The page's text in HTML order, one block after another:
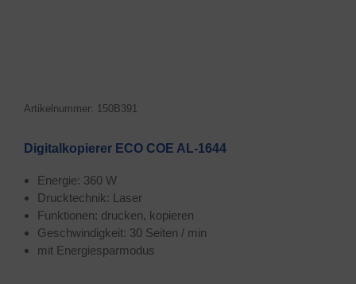
Arti­kel­num­mer: 150B391
Digi­tal­ko­pie­rer ECO COE AL-1644
Ener­gie: 360 W
Druck­tech­nik: Laser
Funk­tio­nen: dru­cken, kopieren
Geschwin­dig­keit: 30 Sei­ten / min
mit Ener­gie­spar­mo­dus